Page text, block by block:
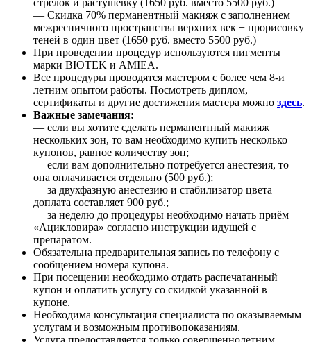
— Скидка 70% перманентный макияж с заполнением
межресничного пространства верхних век + прорисовку
теней в один цвет (1650 руб. вместо 5500 руб.)
При проведении процедур используются пигменты
марки BIOTEK и AMIEA.
Все процедуры проводятся мастером с более чем 8-и
летним опытом работы. Посмотреть диплом,
сертификаты и другие достижения мастера можно здесь.
Важные замечания:
— если вы хотите сделать перманентный макияж
нескольких зон, то вам необходимо купить несколько
купонов, равное количеству зон;
— если вам дополнительно потребуется анестезия, то
она оплачивается отдельно (500 руб.);
— за двухфазную анестезию и стабилизатор цвета
доплата составляет 900 руб.;
— за неделю до процедуры необходимо начать приём
«Ацикловира» согласно инструкции идущей с
препаратом.
Обязательна предварительная запись по телефону с
сообщением номера купона.
При посещении необходимо отдать распечатанный
купон и оплатить услугу со скидкой указанной в
купоне.
Необходима консультация специалиста по оказываемым
услугам и возможным противопоказаниям.
Услуга предоставляется только совершеннолетним